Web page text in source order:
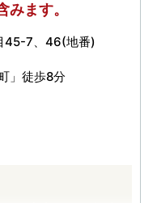
ます。
45-7、46(地番)
」徒歩8分